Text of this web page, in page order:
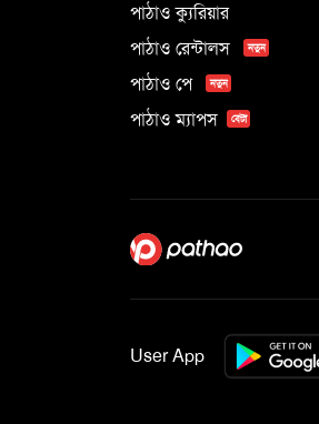
পাঠাও ক্যুরিয়ার
পাঠাও রেন্টালস
নতুন
পাঠাও পে নতুন
পাঠাও ম্যাপস বেটা
User App